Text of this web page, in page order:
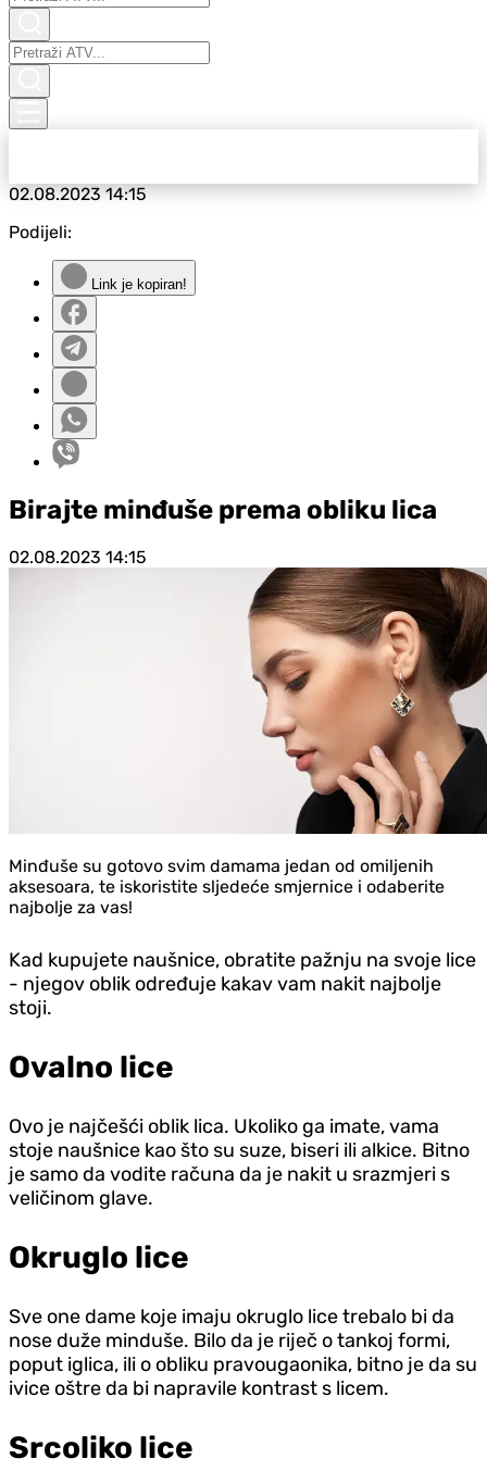
02.08.202314:15
Podijeli:
Link je kopiran!
Birajte minđuše prema obliku lica
02.08.2023 14:15
Minđuše su gotovo svim damama jedan od omiljenih
aksesoara, te iskoristite sljedeće smjernice i odaberite
najbolje za vas!
Kad kupujete naušnice, obratite pažnju na svoje lice
- njegov oblik određuje kakav vam nakit najbolje
stoji.
Ovalno lice
Ovo je najčešći oblik lica. Ukoliko ga imate, vama
stoje naušnice kao što su suze, biseri ili alkice. Bitno
je samo da vodite računa da je nakit u srazmjeri s
veličinom glave.
Okruglo lice
Sve one dame koje imaju okruglo lice trebalo bi da
nose duže minduše. Bilo da je riječ o tankoj formi,
poput iglica, ili o obliku pravougaonika, bitno je da su
ivice oštre da bi napravile kontrast s licem.
Srcoliko lice